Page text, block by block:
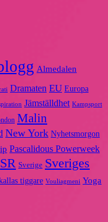
Almedalen
Dramaten EU Europa
Jämställdhet Kampsport
Malin
New York Nyhetsmorgon
Pascalidous Powerweek
SR Sverige Sveriges
tiggare Vouliagmeni Yoga